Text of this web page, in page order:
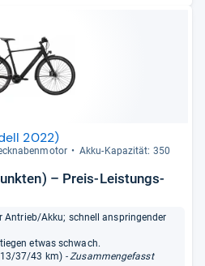
2022)
Akku-​Kapa­zi­tät: 350
– Preis-Leistungs-
Antrieb/Akku; schnell anspringender
etwas schwach.
13/37/43 km)- Zusammengefasst